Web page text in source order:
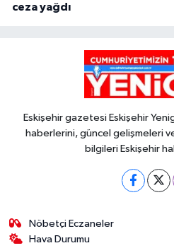
ceza yağdı
Eskişehir gazetesi Eskişehir
haberlerini, güncel gelişmeleri
bilgileri Eskişehir
Nöbetçi Eczaneler
Hava Durumu